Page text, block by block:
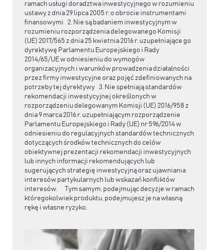
ramach usługi doradztwa inwestycyjnego w rozumieniu
ustawy z dnia 29 lipca 2005 r. o obrocie instrumentami
finansowymi 2. Nie są badaniem inwestycyjnym w
rozumieniu rozporządzenia delegowanego Komisji
(UE) 2017/565 z dnia 25 kwietnia 2016 r. uzupełniające go
dyrektywę Parlamentu Europejskiego i Rady
2014/65/UE w odniesieniu do wymogów
organizacyjnych i warunków prowadzenia działalności
przez firmy inwestycyjne oraz pojęć zdefiniowanych na
potrzeby tej dyrektywy 3. Nie spełniają standardów
rekomendacji inwestycyjnej określonych w
rozporządzeniu delegowanym Komisji (UE) 2016/958 z
dnia 9 marca 2016 r. uzupełniającym rozporządzenie
Parlamentu Europejskiego i Rady (UE) nr 596/2014 w
odniesieniu do regulacyjnych standardów technicznych
dotyczących środków technicznych do celów
obiektywnej prezentacji rekomendacji inwestycyjnych
lub innych informacji rekomendujących lub
sugerujących strategię inwestycyjną oraz ujawniania
interesów partykularnych lub wskazań konfliktów
interesów. Tym samym, podejmując decyzje w ramach
któregokolwiek produktu, podejmujesz je na własną
rękę i własne ryzyko.